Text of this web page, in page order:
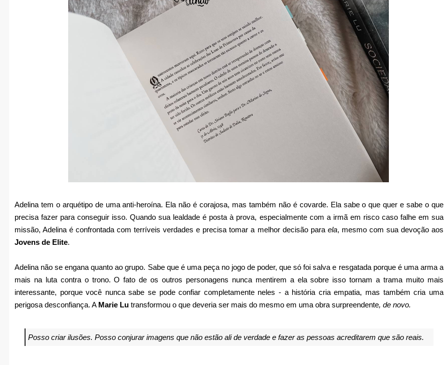
Adelina tem o arquétipo de uma anti-heroína. Ela não é corajosa, mas também não é covarde. Ela sabe o que quer e sabe o que
precisa fazer para conseguir isso. Quando sua lealdade é posta à prova, especialmente com a irmã em risco caso falhe em sua
missão, Adelina é confrontada com terríveis verdades e precisa tomar a melhor decisão para ela, mesmo com sua devoção aos
Jovens de Elite.
Adelina não se engana quanto ao grupo. Sabe que é uma peça no jogo de poder, que só foi salva e resgatada porque é uma arma a
mais na luta contra o trono. O fato de os outros personagens nunca mentirem a ela sobre isso tornam a trama muito mais
interessante, porque você nunca sabe se pode confiar completamente neles - a história cria empatia, mas também cria uma
perigosa desconfiança. A Marie Lu transformou o que deveria ser mais do mesmo em uma obra surpreendente, de novo.
Posso criar ilusões. Posso conjurar imagens que não estão ali de verdade e fazer as pessoas acreditarem que são reais.